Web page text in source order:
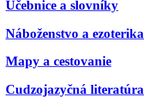
Učebnice a slovníky
Náboženstvo a ezoterika
Mapy a cestovanie
Cudzojazyčná literatúra